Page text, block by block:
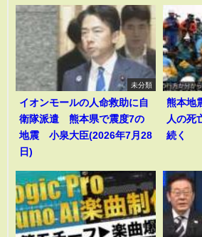
未分類
イオンモールの人命救助に自
衛隊派遣 熊本県で震度7の
地震 小泉大臣(2026年7月28
日)
熊本地
人の死
続く